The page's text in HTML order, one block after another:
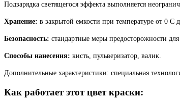
Подзарядка светящегося эффекта выполняется
Хранение: в закрытой емкости при температуре от 0 С
Безопасность: стандартные меры предосторожности
Способы нанесения: кисть, пульверизатор, валик.
Дополнительные характеристики: специальная
Как работает этот цвет краски: